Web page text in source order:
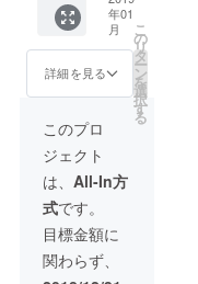
使える
定期券
を発行
しま
謝のお
手紙を
添えて
いつで
も利
用、来
館時ワ
ンドリ
ンク
サービ
ス、漫
画貸出
可(別途
貸出
ルール
に基づ
く)
ず〜っ
と使え
年01
月
詳細を見る
こ
の
リ
タ
ー
ン
を
選
択
す
る
このプロ
ジェクト
は、 All-In方
式です。
目標金額に
関わらず、